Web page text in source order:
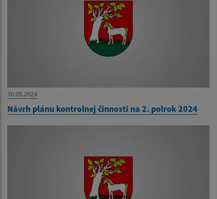
30.05.2024
Návrh plánu kontrolnej činnosti na 2. polrok 2024